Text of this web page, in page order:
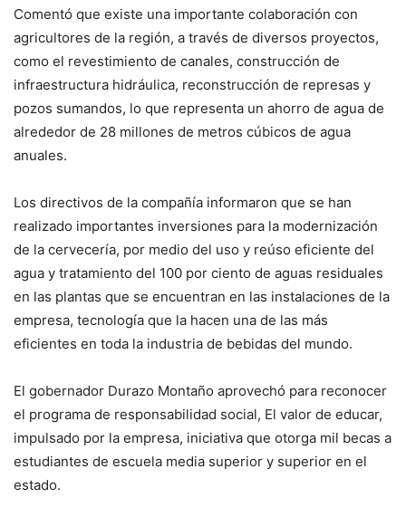
Comentó que existe una importante colaboración con
agricultores de la región, a través de diversos proyectos,
como el revestimiento de canales, construcción de
infraestructura hidráulica, reconstrucción de represas y
pozos sumandos, lo que representa un ahorro de agua de
alrededor de 28 millones de metros cúbicos de agua
anuales.
Los directivos de la compañía informaron que se han
realizado importantes inversiones para la modernización
de la cervecería, por medio del uso y reúso eficiente del
agua y tratamiento del 100 por ciento de aguas residuales
en las plantas que se encuentran en las instalaciones de la
empresa, tecnología que la hacen una de las más
eficientes en toda la industria de bebidas del mundo.
El gobernador Durazo Montaño aprovechó para reconocer
el programa de responsabilidad social, El valor de educar,
impulsado por la empresa, iniciativa que otorga mil becas a
estudiantes de escuela media superior y superior en el
estado.